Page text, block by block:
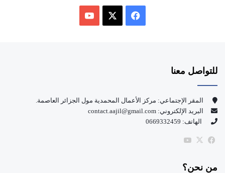
و
ك
للتواصل معنا
المقر الإجتماعي: مركز الأعمال المحمدية مول الجزائر العاصمة.
البريد الإلكتروني: contact.aajil@gmail.com
الهاتف: 0669332459
فيسبوك
‫X
من نحن؟